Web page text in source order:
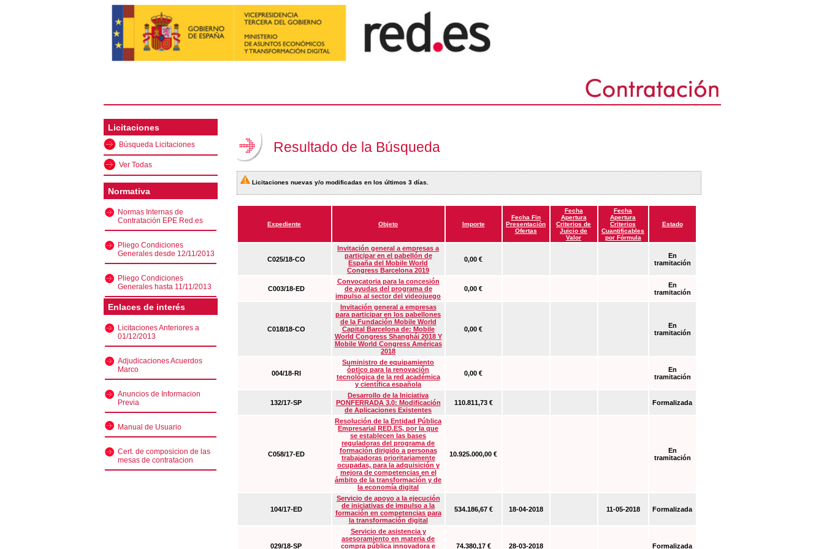
Licitaciones
Búsqueda Licitaciones
Ver Todas
Normativa
Normas Internas de
Contratación EPE Red.es
Pliego Condiciones
Generales desde 12/11/2013
Pliego Condiciones
Generales hasta 11/11/2013
Enlaces de interés
Licitaciones Anteriores a
01/12/2013
Adjudicaciones Acuerdos
Marco
Anuncios de Informacion
Previa
Manual de Usuario
Cert. de composicion de las
mesas de contratacion
Resultado de la Búsqueda
Licitaciones nuevas y/o modificadas en los últimos 3 días.
Expediente Objeto Importe
Fecha Fin
Presentación
Ofertas
Fecha
Apertura
Criterios de
Juicio de
Valor
Fecha
Apertura
Criterios
Cuantificables
por Fórmula
Estado
C025/18-CO
Invitación general a empresas a
participar en el pabellón de
España del Mobile World
Congress Barcelona 2019
0,00 €
En
tramitación
C003/18-ED
Convocatoria para la concesión
de ayudas del programa de
impulso al sector del videojuego
0,00 €
En
tramitación
C018/18-CO
Invitación general a empresas
para participar en los pabellones
de la Fundación Mobile World
Capital Barcelona de: Mobile
World Congress Shanghái 2018 Y
Mobile World Congress Américas
2018
0,00 €
En
tramitación
004/18-RI
Suministro de equipamiento
óptico para la renovación
tecnológica de la red académica
y científica española
0,00 €
En
tramitación
132/17-SP
Desarrollo de la Iniciativa
PONFERRADA 3.0: Modificación
de Aplicaciones Existentes
110.811,73 € Formalizada
C058/17-ED
Resolución de la Entidad Pública
Empresarial RED.ES, por la que
se establecen las bases
reguladoras del programa de
formación dirigido a personas
trabajadoras prioritariamente
ocupadas, para la adquisición y
mejora de competencias en el
ámbito de la transformación y de
la economía digital
10.925.000,00 €
En
tramitación
104/17-ED
Servicio de apoyo a la ejecución
de iniciativas de impulso a la
formación en competencias para
la transformación digital
534.186,67 € 18-04-2018 11-05-2018 Formalizada
029/18-SP
Servicio de asistencia y
asesoramiento en materia de
compra pública innovadora e
74.380,17 € 28-03-2018 Formalizada